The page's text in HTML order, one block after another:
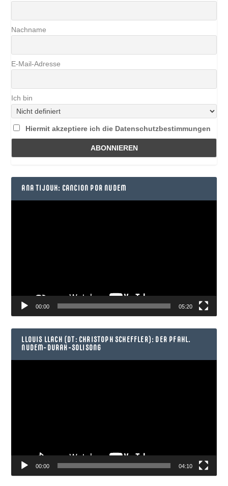
Nachname
E-Mail-Adresse
Ich bin
Hiermit akzeptiere ich die Datenschutzbestimmungen
ANA TIJOUX: CANCION POR NUDEM
00:00 05:20
LLOUIS LLACH (DT: CHRISTOPH SCHEFFLER): DER PFAHL.
NUDEM-DURAK-SOLISONG
00:00 04:10